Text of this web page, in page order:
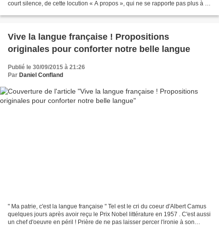
court silence, de cette locution « A propos », qui ne se rapporte pas plus à la
Vive la langue française ! Propositions
originales pour conforter notre belle langue
Publié le 30/09/2015 à 21:26
Par Daniel Confland
" Ma patrie, c'est la langue française " Tel est le cri du coeur d'Albert Camus
quelques jours après avoir reçu le Prix Nobel littérature en 1957 . C'est aussi
un chef d'oeuvre en péril ! Prière de ne pas laisser percer l'ironie à son